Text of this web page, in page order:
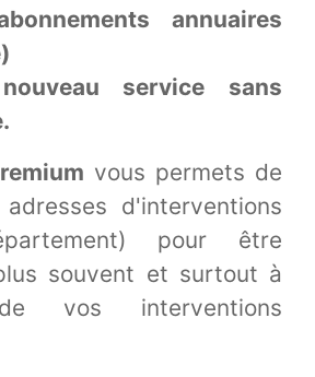
annuaires
service sans
vous permets de
d'interventions
pour être
souvent et surtout à
vos interventions